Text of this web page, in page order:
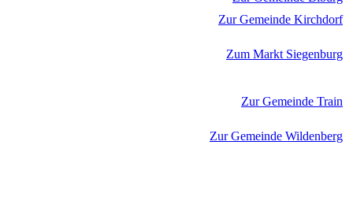
Zur Gemeinde Kirchdorf
Zum Markt Siegenburg
Zur Gemeinde Train
Zur Gemeinde Wildenberg